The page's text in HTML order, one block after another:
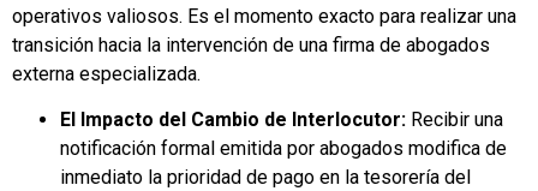
operativos valiosos. Es el momento exacto para realizar una
transición hacia la intervención de una firma de abogados
externa especializada.
El Impacto del Cambio de Interlocutor: Recibir una
notificación formal emitida por abogados modifica de
inmediato la prioridad de pago en la tesorería del